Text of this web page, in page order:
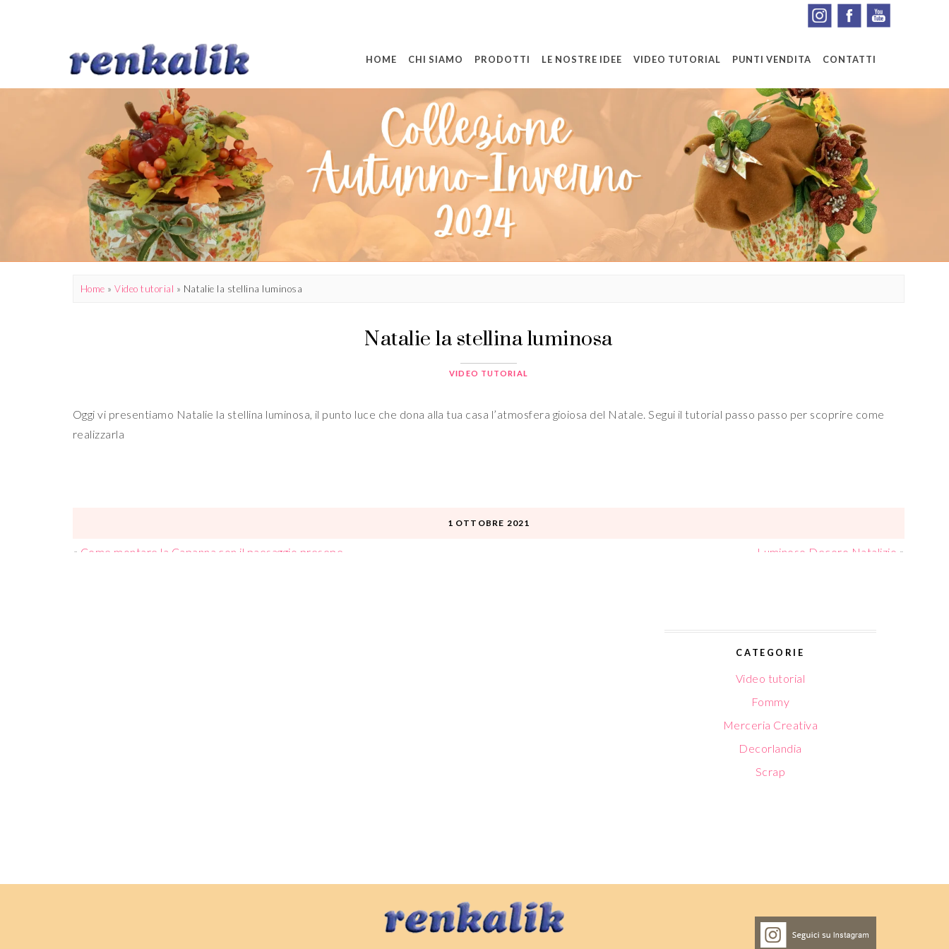
HOME CHI SIAMO PRODOTTI LE NOSTRE IDEE VIDEO TUTORIAL PUNTI VENDITA CONTATTI
Home »Video tutorial » Natalie la stellina luminosa
Natalie la stellina luminosa
VIDEO TUTORIAL
Oggi vi presentiamo Natalie la stellina luminosa, il punto luce che dona alla tua casa l’atmosfera gioiosa del Natale. Segui il tutorial passo passo per scoprire come
realizzarla
1 OTTOBRE 2021
« Come montare la Capanna con il paesaggio presepe Luminoso Decoro Natalizio »
CATEGORIE
Video tutorial
Fommy
Merceria Creativa
Decorlandia
Scrap